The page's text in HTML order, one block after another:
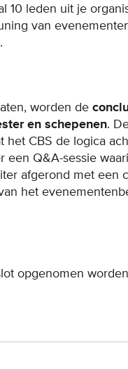
10 leden uit je
van
worden de
en schepenen.
CBS de logica
Q&A-sessie
afgerond met een
het
opgenomen